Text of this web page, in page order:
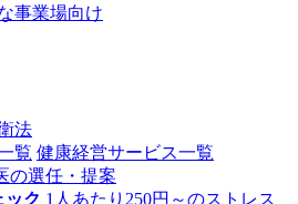
事業場向け
法
覧 健康経営サービス一覧
の選任・提案
ック 1人あたり250円～のストレス